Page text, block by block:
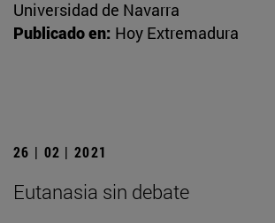
Universidad de Navarra
Publicado en: Hoy Extremadura
26 | 02 | 2021
Eutanasia sin debate